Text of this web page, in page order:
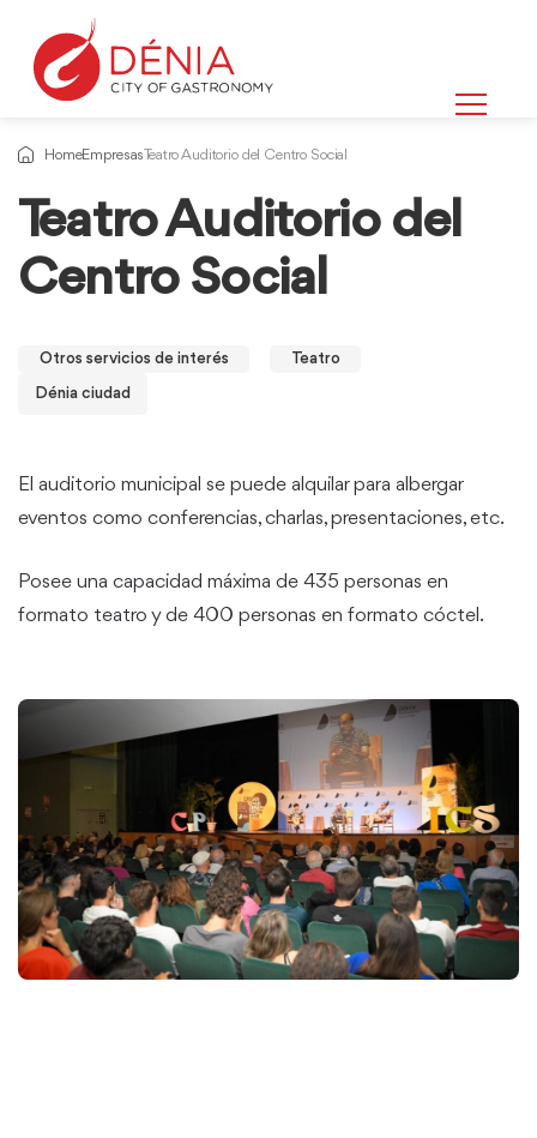
HomeEmpresasTeatro Auditorio del Centro Social
Teatro Auditorio del
Centro Social
Otros servicios de interés Teatro
Dénia ciudad
El auditorio municipal se puede alquilar para albergar
eventos como conferencias, charlas, presentaciones, etc.
Posee una capacidad máxima de 435 personas en
formato teatro y de 400 personas en formato cóctel.